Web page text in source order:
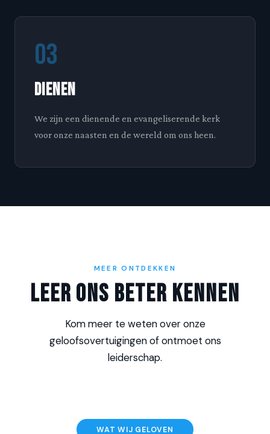
03
Dienen
We zijn een dienende en evangeliserende kerk
voor onze naasten en de wereld om ons heen.
MEER ONTDEKKEN
Leer Ons Beter Kennen
Kom meer te weten over onze
geloofsovertuigingen of ontmoet ons
leiderschap.
WAT WIJ GELOVEN